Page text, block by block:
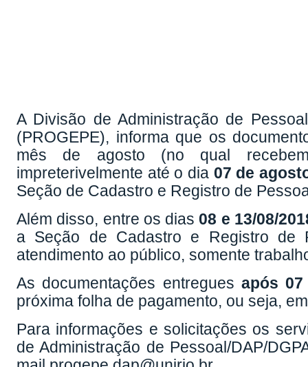
A Divisão de Administração de
(PROGEPE), informa que os
mês de agosto (no qual
impreterivelmente até o dia 07 de
Seção de Cadastro e Registro de
Além disso, entre os dias 08 e 13/08/
a Seção de Cadastro e Registro de
atendimento ao público, somente
As documentações entreguesapós
próxima folha de pagamento, ou seja,
Para informações e solicitações os
de Administração de Pessoal/DAP/